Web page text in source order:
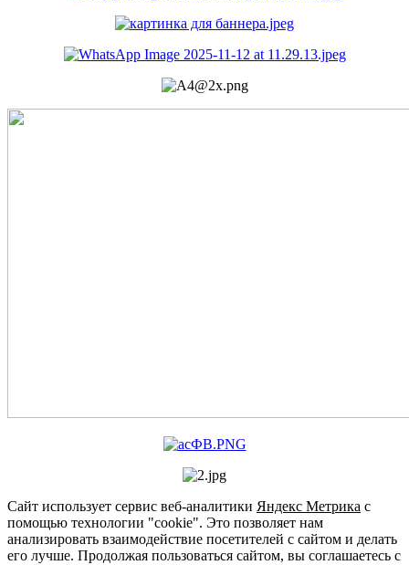
Сайт использует сервис веб-аналитики Яндекс Метрика с
помощью технологии "cookie". Это позволяет нам
анализировать взаимодействие посетителей с сайтом и делать
его лучше. Продолжая пользоваться сайтом, вы соглашаетесь с